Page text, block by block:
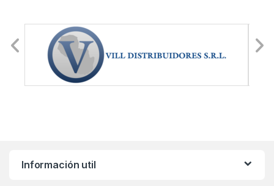
Información util